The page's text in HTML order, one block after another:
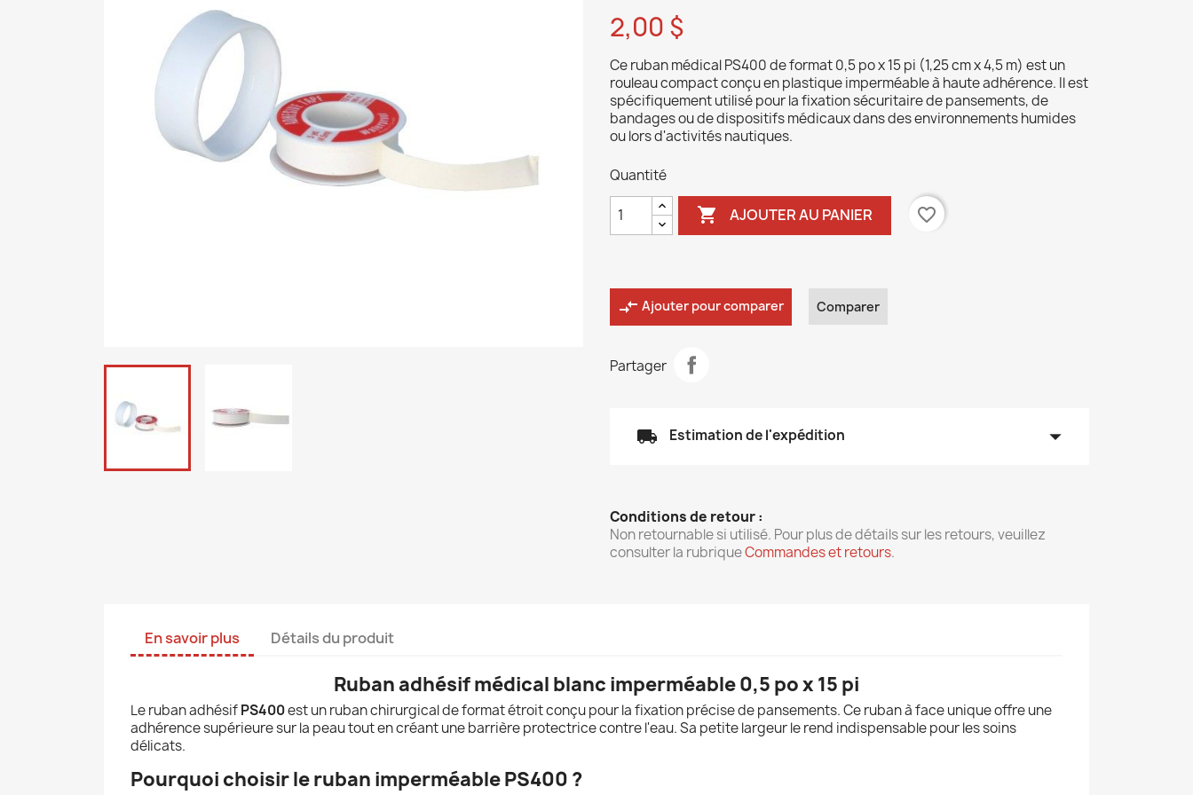
2,00 $
Ce ruban médical PS400 de format 0,5 po x 15 pi (1,25 cm x 4,5 m) est un
rouleau compact conçu en plastique imperméable à haute adhérence. Il est
spécifiquement utilisé pour la fixation sécuritaire de pansements,de
bandages ou de dispositifs médicaux dans des environnements humides
ou lors d'activités nautiques.
Quantité
 AJOUTER AU PANIER favorite_border
compare_arrows Ajouter pour comparer Comparer
Partager
local_shipping Estimation de l'expédition arrow_drop_down
Conditions de retour :
Non retournable si utilisé. Pour plus de détails sur les retours, veuillez
consulter la rubriqueCommandes et retours.
En savoir plus Détails du produit
Ruban adhésif médical blanc imperméable 0,5 po x 15 pi
Le ruban adhésifPS400est un ruban chirurgical de format étroit conçu pour la fixation précise de pansements. Ce ruban à face unique offre une
adhérence supérieure sur la peau tout en créant une barrière protectrice contre l'eau. Sa petite largeur le rend indispensable pour les soins
délicats.
Pourquoi choisir le ruban imperméable PS400 ?